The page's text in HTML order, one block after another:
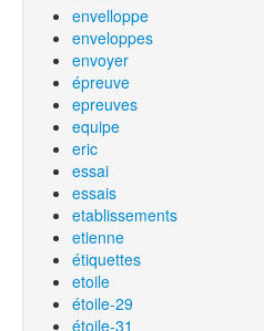
envelloppe
enveloppes
envoyer
épreuve
epreuves
equipe
eric
essai
essais
etablissements
etienne
étiquettes
etoile
étoile-29
étoile-31